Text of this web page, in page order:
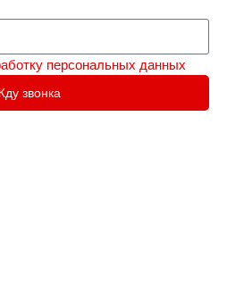
персональных данных
звонка